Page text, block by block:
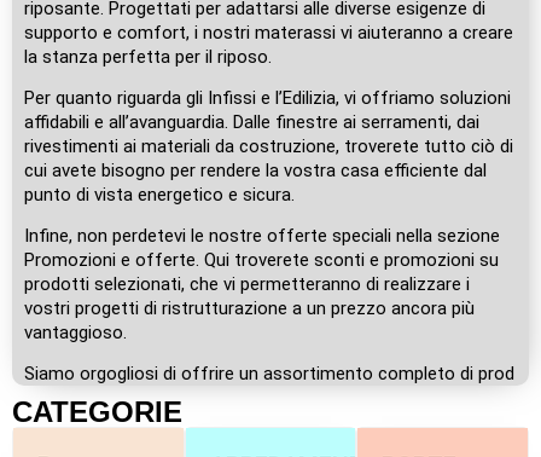
riposante. Progettati per adattarsi alle diverse esigenze di
supporto e comfort, i nostri materassi vi aiuteranno a creare
la stanza perfetta per il riposo.
Per quanto riguarda gli Infissi e l’Edilizia, vi offriamo soluzioni
affidabili e all’avanguardia. Dalle finestre ai serramenti, dai
rivestimenti ai materiali da costruzione, troverete tutto ciò di
cui avete bisogno per rendere la vostra casa efficiente dal
punto di vista energetico e sicura.
Infine, non perdetevi le nostre offerte speciali nella sezione
Promozioni e offerte. Qui troverete sconti e promozioni su
prodotti selezionati, che vi permetteranno di realizzare i
vostri progetti di ristrutturazione a un prezzo ancora più
vantaggioso.
Siamo orgogliosi di offrire un assortimento completo di prod
CATEGORIE